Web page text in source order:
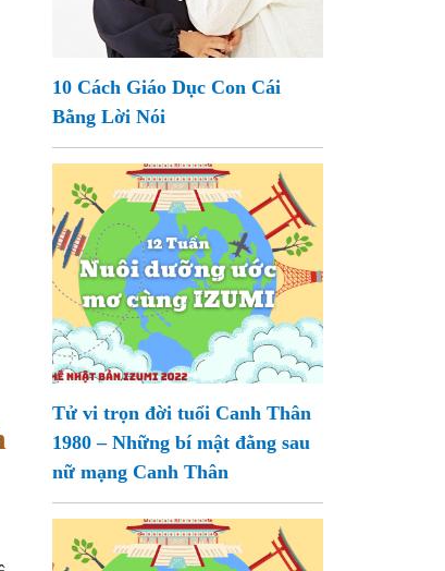
10 Cách Giáo Dục Con Cái
Bằng Lời Nói
Tử vi trọn đời tuổi Canh Thân
1980 – Những bí mật đằng sau
nữ mạng Canh Thân